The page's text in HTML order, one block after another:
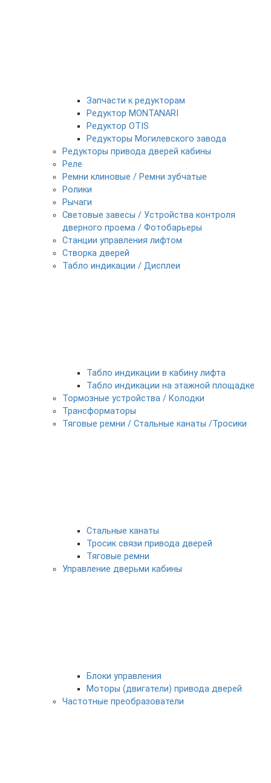
Запчасти к редукторам
Редуктор MONTANARI
Редуктор OTIS
Редукторы Могилевского завода
Редукторы привода дверей кабины
Реле
Ремни клиновые / Ремни зубчатые
Ролики
Рычаги
Световые завесы / Устройства контроля
дверного проема / Фотобарьеры
Станции управления лифтом
Створка дверей
Табло индикации / Дисплеи
Табло индикации в кабину лифта
Табло индикации на этажной площадке
Тормозные устройства / Колодки
Трансформаторы
Тяговые ремни / Стальные канаты /Тросики
Стальные канаты
Тросик связи привода дверей
Тяговые ремни
Управление дверьми кабины
Блоки управления
Моторы (двигатели) привода дверей
Частотные преобразователи